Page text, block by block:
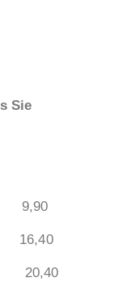
Sie
16,40
20,40